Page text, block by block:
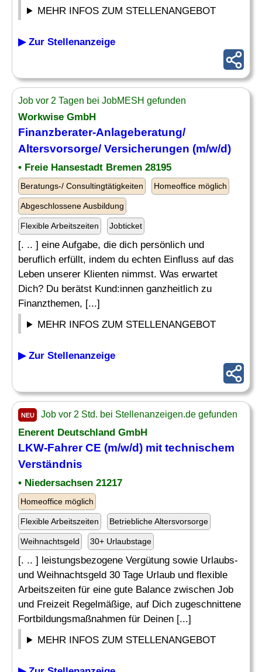
MEHR INFOS ZUM STELLENANGEBOT
▶ Zur Stellenanzeige
Job vor 2 Tagen bei JobMESH gefunden
Workwise GmbH
Finanzberater-Anlageberatung/
Altersvorsorge/ Versicherungen (m/w/d)
• Freie Hansestadt Bremen 28195
Beratungs-/ Consultingtätigkeiten Homeoffice möglich
Abgeschlossene Ausbildung
Flexible Arbeitszeiten Jobticket
[. .. ] eine Aufgabe, die dich persönlich und
beruflich erfüllt, indem du echten Einfluss auf das
Leben unserer Klienten nimmst. Was erwartet
Dich? Du berätst Kund:innen ganzheitlich zu
Finanzthemen, [...]
MEHR INFOS ZUM STELLENANGEBOT
▶ Zur Stellenanzeige
NEU Job vor 2 Std. bei Stellenanzeigen.de gefunden
Enerent Deutschland GmbH
LKW-Fahrer CE (m/w/d) mit technischem
Verständnis
• Niedersachsen 21217
Homeoffice möglich
Flexible Arbeitszeiten Betriebliche Altersvorsorge
Weihnachtsgeld 30+ Urlaubstage
[. .. ] leistungsbezogene Vergütung sowie Urlaubs-
und Weihnachtsgeld 30 Tage Urlaub und flexible
Arbeitszeiten für eine gute Balance zwischen Job
und Freizeit Regelmäßige, auf Dich zugeschnittene
Fortbildungsmaßnahmen für Deinen [...]
MEHR INFOS ZUM STELLENANGEBOT